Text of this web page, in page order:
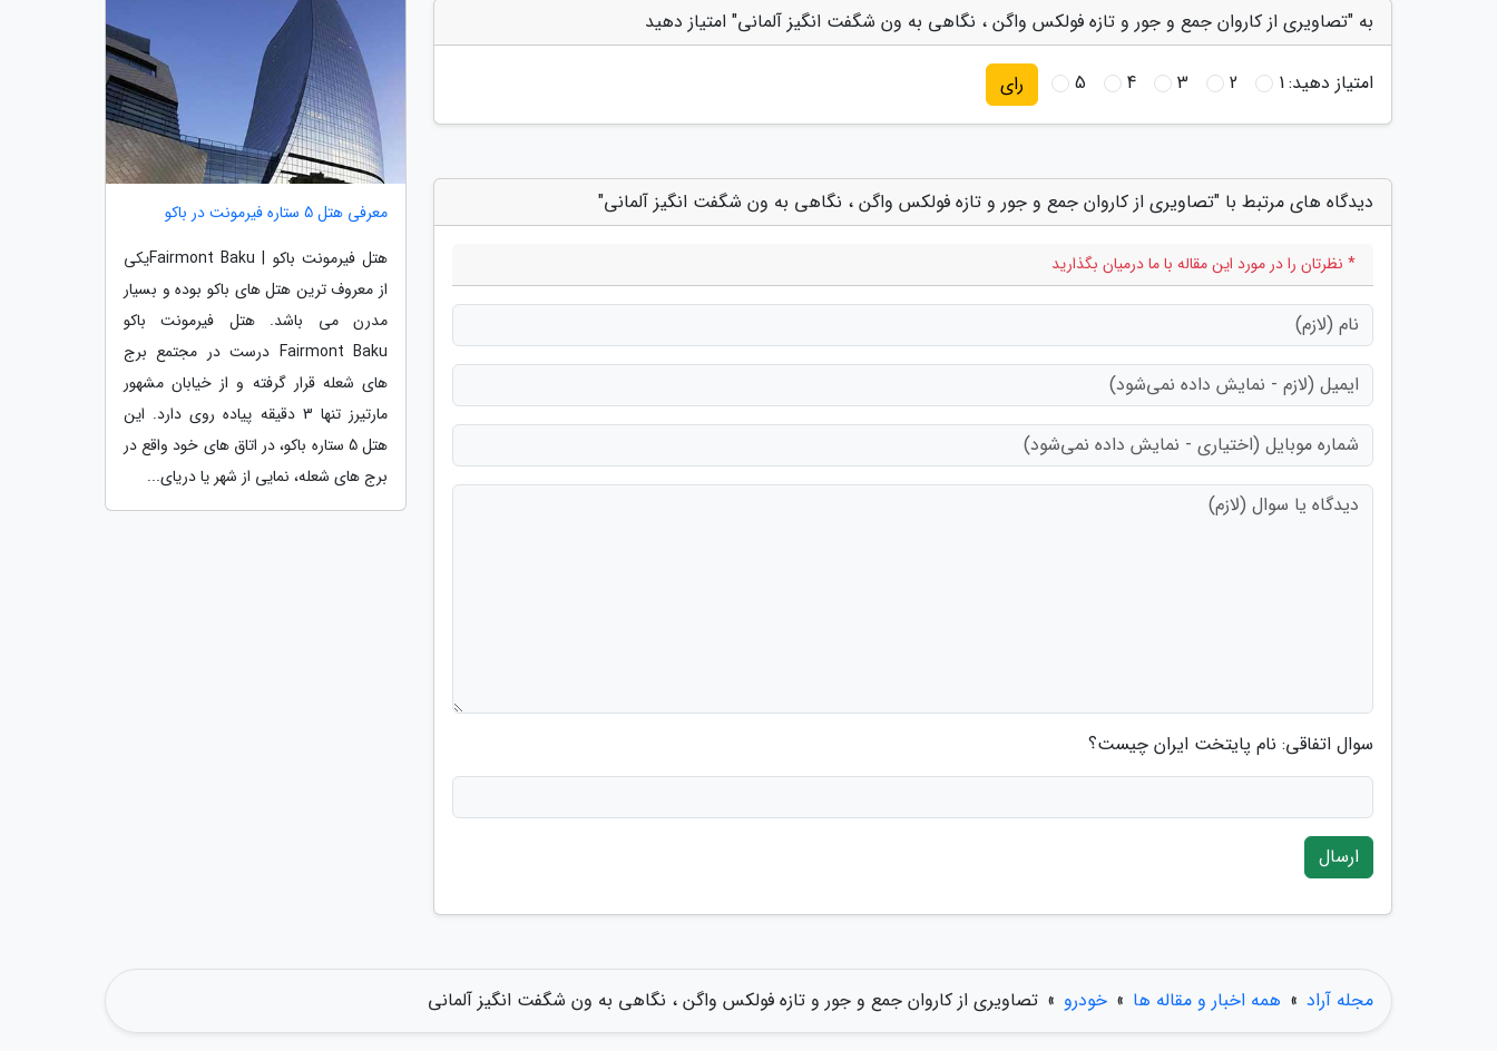
به "تصاویری از کاروان جمع و جور و تازه فولکس واگن ، نگاهی به ون شگفت انگیز آلمانی" امتیاز دهید
امتیاز دهید:1
2
3
4
5 رای
دیدگاه های مرتبط با "تصاویری از کاروان جمع و جور و تازه فولکس واگن ، نگاهی به ون شگفت انگیز آلمانی"
* نظرتان را در مورد این مقاله با ما درمیان بگذارید
سوال اتفاقی: نام پایتخت ایران چیست؟
ارسال
معرفی هتل 5 ستاره فیرمونت در باکو
هتل فیرمونت باکو | Fairmont Bakuیکی
از معروف ترین هتل های باکو بوده و بسیار
مدرن می باشد. هتل فیرمونت باکو
Fairmont Baku درست در مجتمع برج
های شعله قرار گرفته و از خیابان مشهور
مارتیرز تنها 3 دقیقه پیاده روی دارد. این
هتل 5 ستاره باکو، در اتاق های خود واقع در
برج های شعله، نمایی از شهر یا دریای...
مجله آراد » همه اخبار و مقاله ها » خودرو » تصاویری از کاروان جمع و جور و تازه فولکس واگن ، نگاهی به ون شگفت انگیز آلمانی